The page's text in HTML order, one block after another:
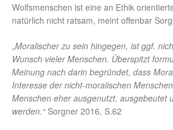
Wolfsmenschen ist eine an Ethik
natürlich nicht ratsam, meint offenbar
„Moralischer zu sein hingegen, ist ggf.
Wunsch vieler Menschen. Überspitzt
Meinung nach darin begründet, dass
Interesse der nicht-moralischen
Menschen eher ausgenutzt, ausgebeutet
werden.“Sorgner 2016, S.62